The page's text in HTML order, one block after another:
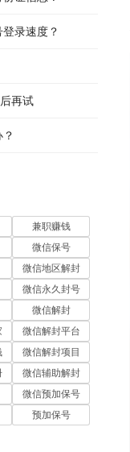
录速度？
再试
兼职赚钱
微信保号
微信地区解封
微信永久封号
微信解封
微信解封平台
微信解封项目
微信辅助解封
微信预加保号
预加保号